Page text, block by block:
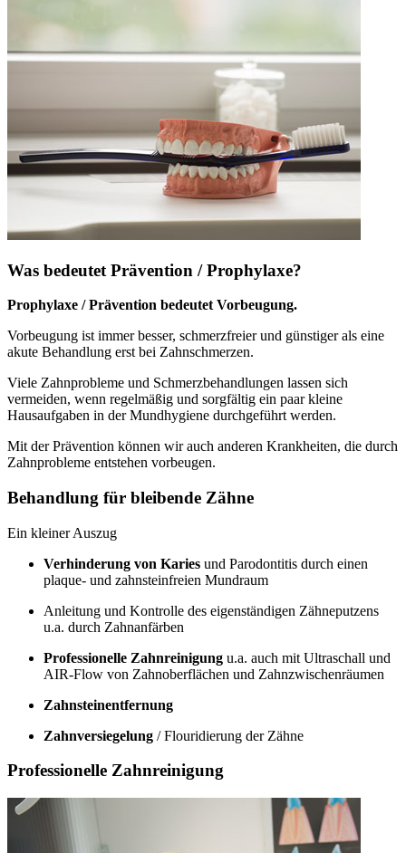
Was bedeutet Prävention / Prophylaxe?
Prophylaxe / Prävention bedeutet Vorbeugung.
Vorbeugung ist immer besser, schmerzfreier und günstiger als eine
akute Behandlung erst bei Zahnschmerzen.
Viele Zahnprobleme und Schmerzbehandlungen lassen sich
vermeiden, wenn regelmäßig und sorgfältig ein paar kleine
Hausaufgaben in der Mundhygiene durchgeführt werden.
Mit der Prävention können wir auch anderen Krankheiten, die durch
Zahnprobleme entstehen vorbeugen.
Behandlung für bleibende Zähne
Ein kleiner Auszug
Verhinderung von Karies und Parodontitis durch einen
plaque- und zahnsteinfreien Mundraum
Anleitung und Kontrolle des eigenständigen Zähneputzens
u.a. durch Zahnanfärben
Professionelle Zahnreinigung u.a. auch mit Ultraschall und
AIR-Flow von Zahnoberflächen und Zahnzwischenräumen
Zahnsteinentfernung
Zahnversiegelung / Flouridierung der Zähne
Professionelle Zahnreinigung